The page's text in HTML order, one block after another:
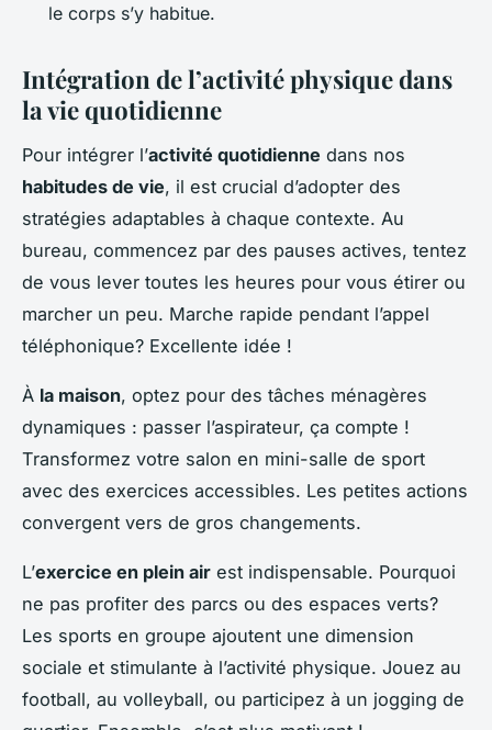
le corps s’y habitue.
Intégration de l’activité physique dans
la vie quotidienne
Pour intégrer l’activité quotidienne dans nos
habitudes de vie, il est crucial d’adopter des
stratégies adaptables à chaque contexte. Au
bureau, commencez par des pauses actives, tentez
de vous lever toutes les heures pour vous étirer ou
marcher un peu. Marche rapide pendant l’appel
téléphonique? Excellente idée !
À la maison, optez pour des tâches ménagères
dynamiques : passer l’aspirateur, ça compte !
Transformez votre salon en mini-salle de sport
avec des exercices accessibles. Les petites actions
convergent vers de gros changements.
L’exercice en plein air est indispensable. Pourquoi
ne pas profiter des parcs ou des espaces verts?
Les sports en groupe ajoutent une dimension
sociale et stimulante à l’activité physique. Jouez au
football, au volleyball, ou participez à un jogging de